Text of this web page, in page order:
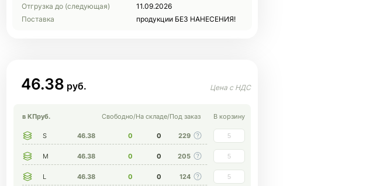
Отгрузка до (следующая)
11.09.2026
Поставка
продукции БЕЗ НАНЕСЕНИЯ!
46.38
в КПруб. Свободно/На складе/Под заказ В корзину
S 46.38 0 0 229
M 46.38 0 0 205
L 46.38 0 0 124